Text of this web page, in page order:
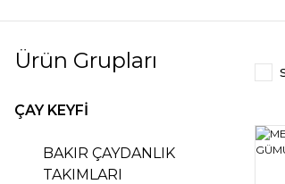
Ürün Grupları
ÇAY KEYFİ
BAKIR ÇAYDANLIK
TAKIMLARI